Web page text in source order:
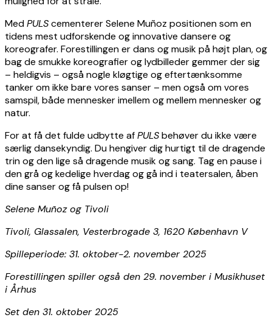
MedPULScementerer Selene Muñoz positionen som en
tidens mest udforskende og innovative dansere og
koreografer. Forestillingen er dans og musik på højt plan, og
bag de smukke koreografier og lydbilleder gemmer der sig
– heldigvis – også nogle kløgtige og eftertænksomme
tanker om ikke bare vores sanser – men også om vores
samspil, både mennesker imellem og mellem mennesker og
natur.
For at få det fulde udbytte afPULSbehøver du ikke være
særlig dansekyndig. Du hengiver dig hurtigt til de dragende
trin og den lige så dragende musik og sang. Tag en pause i
den grå og kedelige hverdag og gå ind i teatersalen, åben
dine sanser og få pulsen op!
Selene Muñoz og Tivoli
Tivoli, Glassalen, Vesterbrogade 3, 1620 København V
Spilleperiode: 31. oktober-2. november 2025
Forestillingen spiller også den 29. november i Musikhuset
i Århus
Set den 31. oktober 2025